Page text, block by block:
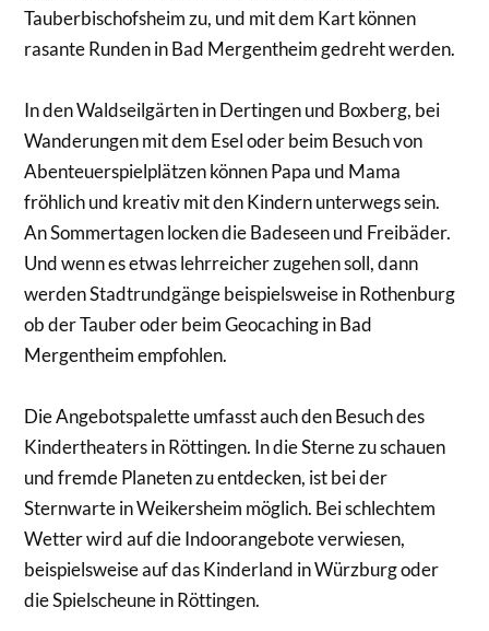
Tauberbischofsheim zu, und mit dem Kart können
rasante Runden in Bad Mergentheim gedreht werden.
In den Waldseilgärten in Dertingen und Boxberg, bei
Wanderungen mit dem Esel oder beim Besuch von
Abenteuerspielplätzen können Papa und Mama
fröhlich und kreativ mit den Kindern unterwegs sein.
An Sommertagen locken die Badeseen und Freibäder.
Und wenn es etwas lehrreicher zugehen soll, dann
werden Stadtrundgänge beispielsweise in Rothenburg
ob der Tauber oder beim Geocaching in Bad
Mergentheim empfohlen.
Die Angebotspalette umfasst auch den Besuch des
Kindertheaters in Röttingen. In die Sterne zu schauen
und fremde Planeten zu entdecken, ist bei der
Sternwarte in Weikersheim möglich. Bei schlechtem
Wetter wird auf die Indoorangebote verwiesen,
beispielsweise auf das Kinderland in Würzburg oder
die Spielscheune in Röttingen.